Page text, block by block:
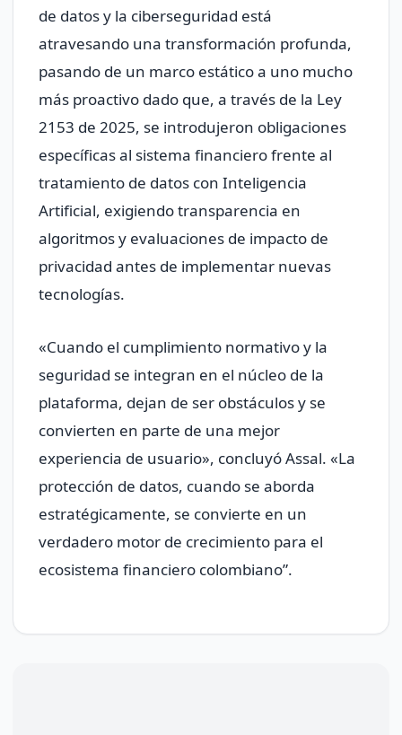
de datos y la ciberseguridad está
atravesando una transformación profunda,
pasando de un marco estático a uno mucho
más proactivo dado que, a través de la Ley
2153 de 2025, se introdujeron obligaciones
específicas al sistema financiero frente al
tratamiento de datos con Inteligencia
Artificial, exigiendo transparencia en
algoritmos y evaluaciones de impacto de
privacidad antes de implementar nuevas
tecnologías.
«Cuando el cumplimiento normativo y la
seguridad se integran en el núcleo de la
plataforma, dejan de ser obstáculos y se
convierten en parte de una mejor
experiencia de usuario», concluyó Assal. «La
protección de datos, cuando se aborda
estratégicamente, se convierte en un
verdadero motor de crecimiento para el
ecosistema financiero colombiano”.